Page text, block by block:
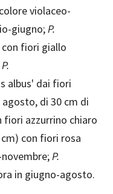
violaceo-
giugno;P.
con fiori giallo
P.
albus' dai fiori
di 30 cm di
fiori azzurrino chiaro
cm) con fiori rosa
P.
in giugno-agosto.